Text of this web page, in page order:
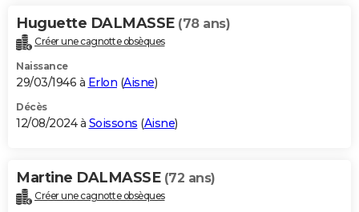
Bricolage
Lifestyle
Culture
Sport
Auto
Television
Voyage
Cinema
Huguette DALMASSE (78 ans)
Créer une cagnotte obsèques
Naissance
29/03/1946 à Erlon (Aisne)
Décès
12/08/2024 à Soissons (Aisne)
Martine DALMASSE (72 ans)
Créer une cagnotte obsèques